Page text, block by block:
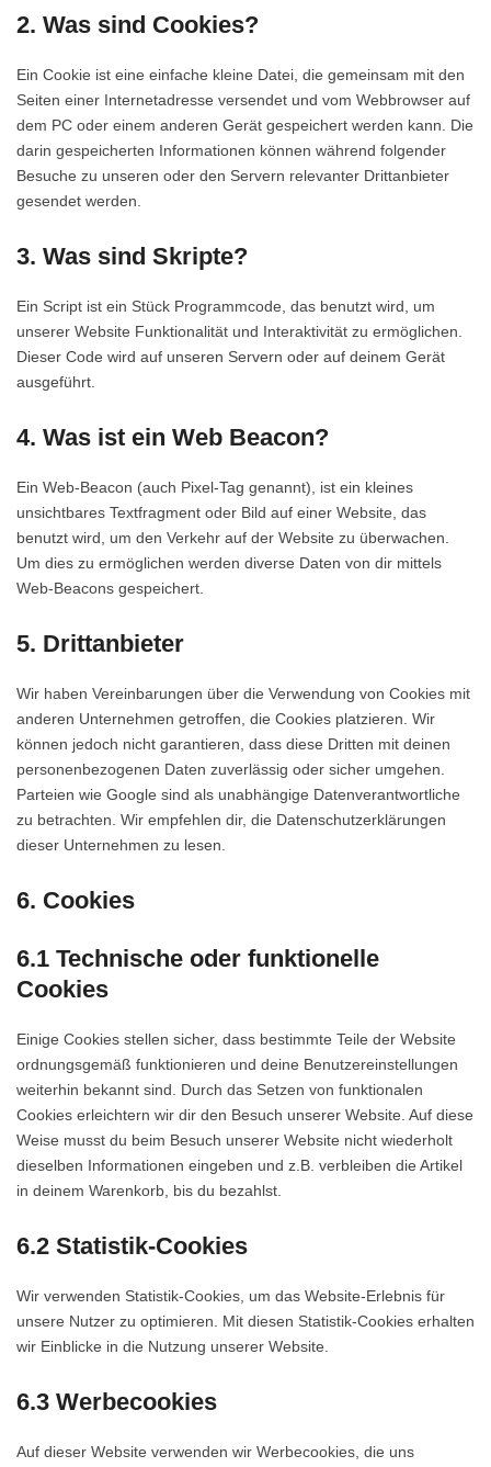
2. Was sind Cookies?
Ein Cookie ist eine einfache kleine Datei, die gemeinsam mit den
Seiten einer Internetadresse versendet und vom Webbrowser auf
dem PC oder einem anderen Gerät gespeichert werden kann. Die
darin gespeicherten Informationen können während folgender
Besuche zu unseren oder den Servern relevanter Drittanbieter
gesendet werden.
3. Was sind Skripte?
Ein Script ist ein Stück Programmcode, das benutzt wird, um
unserer Website Funktionalität und Interaktivität zu ermöglichen.
Dieser Code wird auf unseren Servern oder auf deinem Gerät
ausgeführt.
4. Was ist ein Web Beacon?
Ein Web-Beacon (auch Pixel-Tag genannt), ist ein kleines
unsichtbares Textfragment oder Bild auf einer Website, das
benutzt wird, um den Verkehr auf der Website zu überwachen.
Um dies zu ermöglichen werden diverse Daten von dir mittels
Web-Beacons gespeichert.
5. Drittanbieter
Wir haben Vereinbarungen über die Verwendung von Cookies mit
anderen Unternehmen getroffen, die Cookies platzieren. Wir
können jedoch nicht garantieren, dass diese Dritten mit deinen
personenbezogenen Daten zuverlässig oder sicher umgehen.
Parteien wie Google sind als unabhängige Datenverantwortliche
zu betrachten. Wir empfehlen dir, die Datenschutzerklärungen
dieser Unternehmen zu lesen.
6. Cookies
6.1 Technische oder funktionelle
Cookies
Einige Cookies stellen sicher, dass bestimmte Teile der Website
ordnungsgemäß funktionieren und deine Benutzereinstellungen
weiterhin bekannt sind. Durch das Setzen von funktionalen
Cookies erleichtern wir dir den Besuch unserer Website. Auf diese
Weise musst du beim Besuch unserer Website nicht wiederholt
dieselben Informationen eingeben und z.B. verbleiben die Artikel
in deinem Warenkorb, bis du bezahlst.
6.2 Statistik-Cookies
Wir verwenden Statistik-Cookies, um das Website-Erlebnis für
unsere Nutzer zu optimieren. Mit diesen Statistik-Cookies erhalten
wir Einblicke in die Nutzung unserer Website.
6.3 Werbecookies
Auf dieser Website verwenden wir Werbecookies, die uns